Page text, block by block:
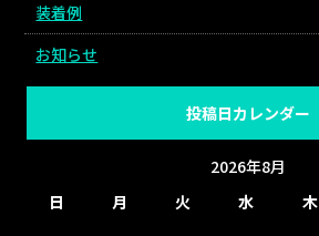
装着例
お知らせ
投稿日カレンダー
2026年8月
日
月 火 水 木